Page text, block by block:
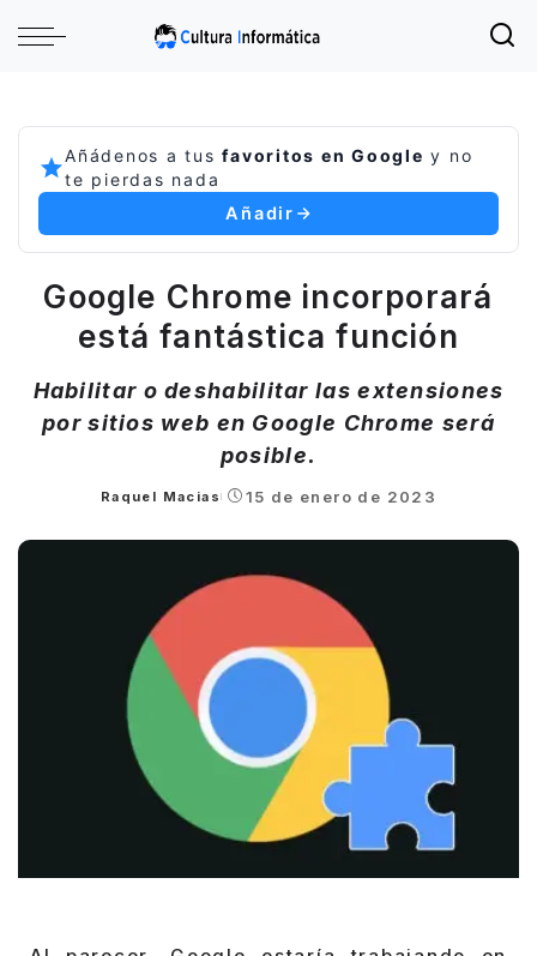
Añádenos a tusfavoritos en Google y no
te pierdas nada
Añadir
Google Chrome incorporará
está fantástica función
Habilitar o deshabilitar las extensiones
por sitios web en Google Chrome será
posible.
Posted
Raquel Macias 15 de enero de 2023